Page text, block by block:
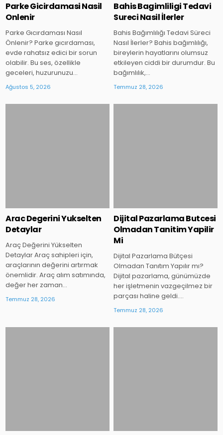
Parke Gicirdamasi Nasil
Onlenir
Parke Gıcırdaması Nasıl
Önlenir? Parke gıcırdaması,
evde rahatsız edici bir sorun
olabilir. Bu ses, özellikle
geceleri, huzurunuzu…
Ağustos 5, 2026
Bahis Bagimliligi Tedavi
Sureci Nasil İlerler
Bahis Bağımlılığı Tedavi Süreci
Nasıl İlerler? Bahis bağımlılığı,
bireylerin hayatlarını olumsuz
etkileyen ciddi bir durumdur. Bu
bağımlılık,…
Temmuz 28, 2026
Arac Degerini Yukselten
Detaylar
Araç Değerini Yükselten
Detaylar Araç sahipleri için,
araçlarının değerini artırmak
önemlidir. Araç alım satımında,
değer her zaman…
Temmuz 28, 2026
Dijital Pazarlama Butcesi
Olmadan Tanitim Yapilir
Mi
Dijital Pazarlama Bütçesi
Olmadan Tanıtım Yapılır mı?
Dijital pazarlama, günümüzde
her işletmenin vazgeçilmez bir
parçası haline geldi….
Temmuz 28, 2026